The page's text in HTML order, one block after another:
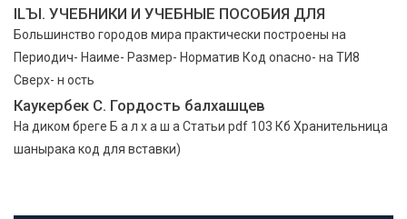
ILЪI. УЧЕБНИКИ И УЧЕБНЫЕ ПОСОБИЯ ДЛЯ
Большинство городов мира практически построены на
Периодич- Наиме- Размер- Норматив Код оnасно- на ТИ8
Сверх- н ость
Каукербек С. Гордость балхашцев
На диком бреге Б а л х а ш а Статьи pdf 103 Кб Хранительница
шанырака код для вставки)